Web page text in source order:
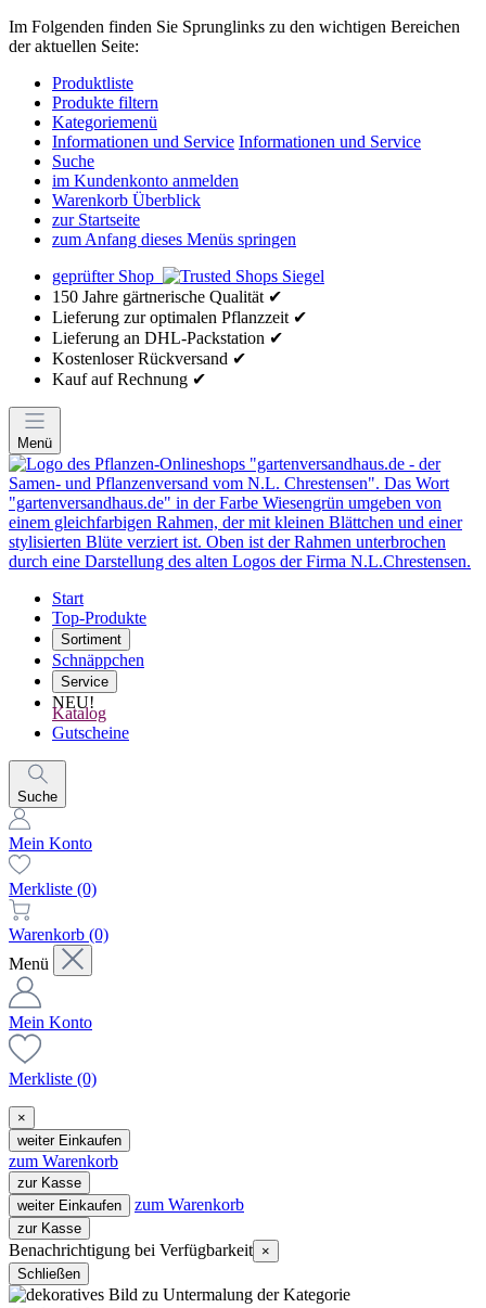
Im Folgenden finden Sie Sprunglinks zu den wichtigen Bereichen
der aktuellen Seite:
Produktliste
Produkte filtern
Kategoriemenü
Informationen und Service Informationen und Service
Suche
im Kundenkonto anmelden
Warenkorb Überblick
zur Startseite
zum Anfang dieses Menüs springen
geprüfter Shop
150 Jahre gärtnerische Qualität ✔
Lieferung zur optimalen Pflanzzeit ✔
Lieferung an DHL-Packstation ✔
Kostenloser Rückversand ✔
Kauf auf Rechnung ✔
Menü
Start
Top-Produkte
Sortiment
Schnäppchen
Service
NEU!
Katalog
Gutscheine
Suche
Mein Konto
Merkliste (0)
Warenkorb (0)
Menü
Mein Konto
Merkliste (0)
×
weiter Einkaufen
zum Warenkorb
zur Kasse
weiter Einkaufen
zum Warenkorb
zur Kasse
Benachrichtigung bei Verfügbarkeit ×
Schließen